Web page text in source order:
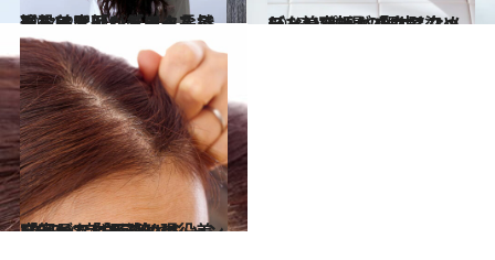
2024.2.4
現役美容師が告白！ ぶっちゃけ「いちばん長持ちする髪形」「ラクな髪形」は？【レディース篇】
ビューティ＆ヘルス 2023.10.29
デメリットも少なくない…美容師が「白髪染めシャンプー」をオススメしない“納得の理由”
ビューティ＆ヘルス
2023.9.24
「安易な白髪染めはNG？」「白髪染めシャンプーってどう？」現役美容師が“完全回答”
ビューティ＆ヘルス